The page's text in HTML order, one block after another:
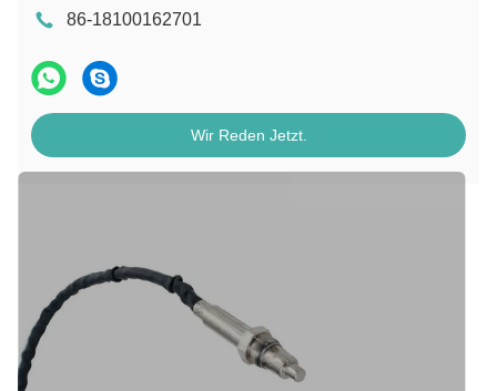
86-18100162701
Wir Reden Jetzt.